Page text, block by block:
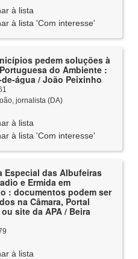
à lista
à lista 'Com interesse'
pedem soluções à
do Ambiente :
água / João Peixinho
jornalista (DA)
à lista
à lista 'Com interesse'
Especial das Albufeiras
e Ermida em
: documentos podem ser
na Câmara, Portal
site da APA / Beira
à lista